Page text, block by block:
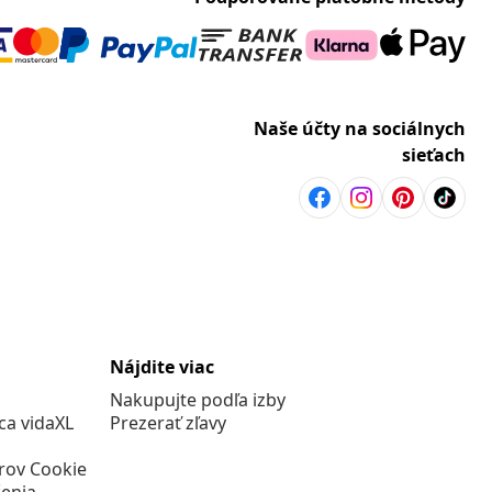
Naše účty na sociálnych
sieťach
vidaXL
Cookie
Nájdite viac
Nakupujte podľa izby
Prezerať zľavy